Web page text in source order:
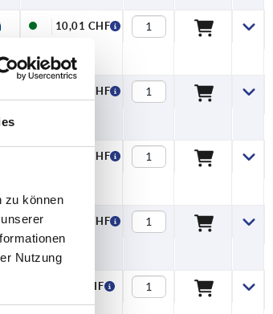
zu können
Nutzung
10,01 CHF
10,01 CHF
13,63 CHF
13,63 CHF
6,83 CHF